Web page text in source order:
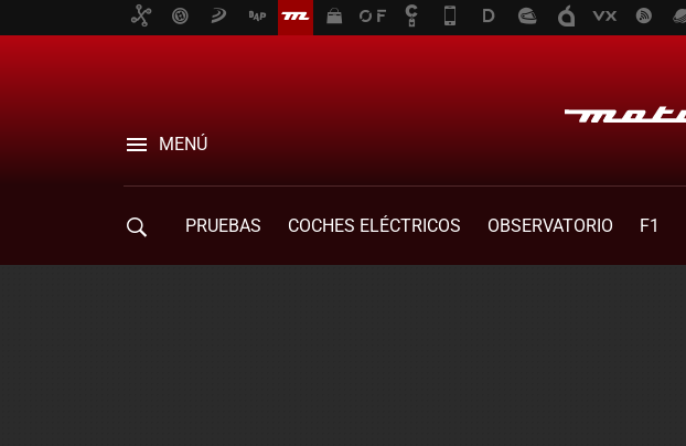
MENÚ
PRUEBAS COCHES ELÉCTRICOS OBSERVATORIO F1